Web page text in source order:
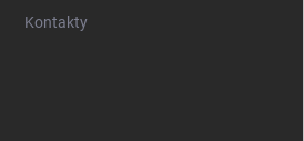
Kontakty